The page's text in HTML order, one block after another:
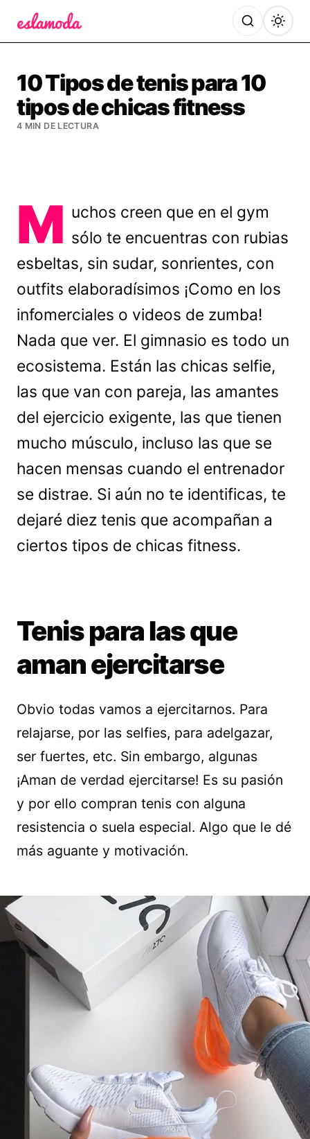
10 Tipos de tenis para 10
tipos de chicas fitness
4 MIN DE LECTURA
M uchos creen que en el gym
sólo te encuentras con rubias
esbeltas, sin sudar, sonrientes, con
outfits elaboradísimos ¡Como en los
infomerciales o videos de zumba!
Nada que ver. El gimnasio es todo un
ecosistema. Están las chicas selfie,
las que van con pareja, las amantes
del ejercicio exigente, las que tienen
mucho músculo, incluso las que se
hacen mensas cuando el entrenador
se distrae. Si aún no te identificas, te
dejaré diez tenis que acompañan a
ciertos tipos de chicas fitness.
Tenis para las que
aman ejercitarse
Obvio todas vamos a ejercitarnos. Para
relajarse, por las selfies, para adelgazar,
ser fuertes, etc. Sin embargo, algunas
¡Aman de verdad ejercitarse! Es su pasión
y por ello compran tenis con alguna
resistencia o suela especial. Algo que le dé
más aguante y motivación.